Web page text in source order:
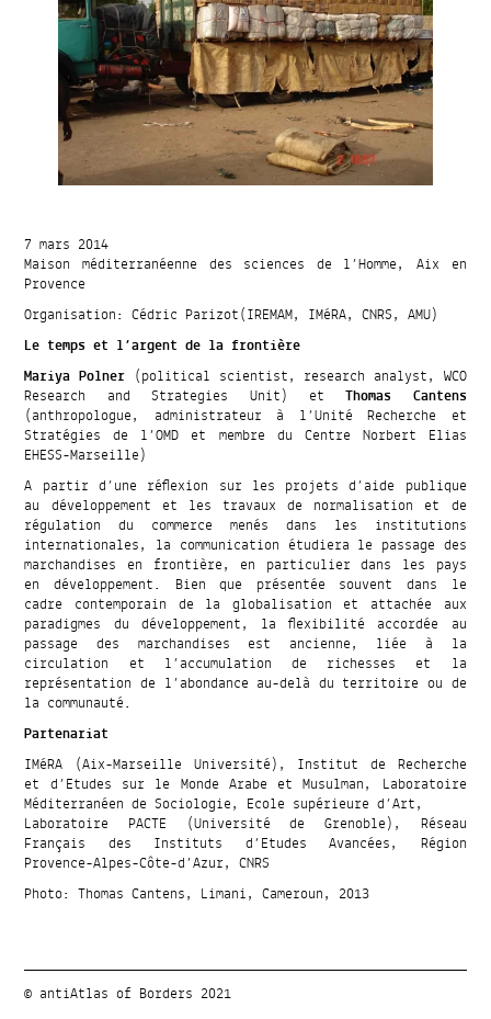
7 mars 2014
Maison méditerranéenne des sciences de l’Homme, Aix en
Provence
Organisation: Cédric Parizot(IREMAM, IMéRA, CNRS, AMU)
Le temps et l’argent de la frontière
Mariya Polner (political scientist, research analyst, WCO
Research and Strategies Unit) etThomas Cantens
(anthropologue, administrateur à l’Unité Recherche et
Stratégies de l’OMD et membre du Centre Norbert Elias
EHESS-Marseille)
A partir d’une réflexion sur les projets d’aide publique
au développement et les travaux de normalisation et de
régulation du commerce menés dans les institutions
internationales, la communication étudiera le passage des
marchandises en frontière, en particulier dans les pays
en développement. Bien que présentée souvent dans le
cadre contemporain de la globalisation et attachée aux
paradigmes du développement, la flexibilité accordée au
passage des marchandises est ancienne, liée à la
circulation et l’accumulation de richesses et la
représentation de l’abondance au-delà du territoire ou de
la communauté.
Partenariat
IMéRA (Aix-Marseille Université), Institut de Recherche
et d’Etudes sur le Monde Arabe et Musulman, Laboratoire
Méditerranéen de Sociologie, Ecole supérieure d’Art,
Laboratoire PACTE (Université de Grenoble), Réseau
Français des Instituts d’Etudes Avancées, Région
Provence-Alpes-Côte-d’Azur, CNRS
Photo: Thomas Cantens, Limani, Cameroun, 2013
© antiAtlas of Borders 2021